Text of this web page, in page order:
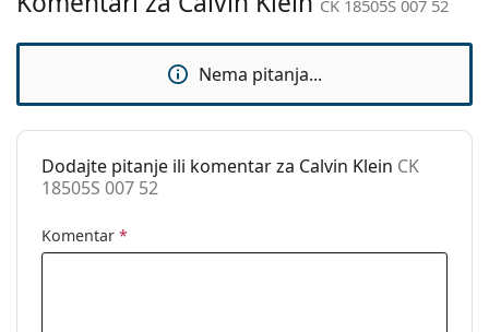
Upotreba:
Moda
CK 18505S 007 52
Nema pitanja...
Dodajte pitanje ili komentar za Calvin Klein CK
18505S 007 52
Komentar *